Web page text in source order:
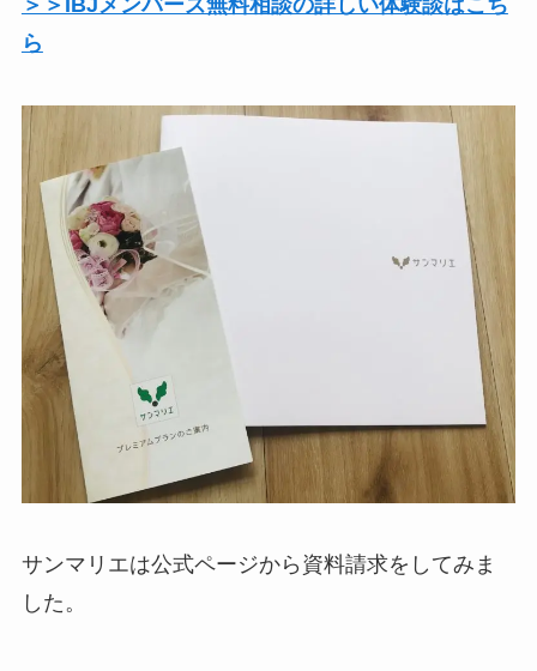
＞＞IBJメンバーズ無料相談の詳しい体験談はこち
ら
サンマリエは公式ページから資料請求をしてみま
した。